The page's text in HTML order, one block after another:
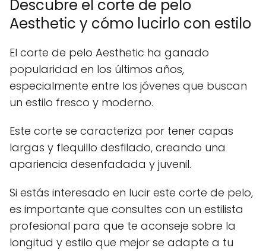
Descubre el corte de pelo
Aesthetic y cómo lucirlo con estilo
El corte de pelo Aesthetic ha ganado
popularidad en los últimos años,
especialmente entre los jóvenes que buscan
un estilo fresco y moderno.
Este corte se caracteriza por tener capas
largas y flequillo desfilado, creando una
apariencia desenfadada y juvenil.
Si estás interesado en lucir este corte de pelo,
es importante que consultes con un estilista
profesional para que te aconseje sobre la
longitud y estilo que mejor se adapte a tu